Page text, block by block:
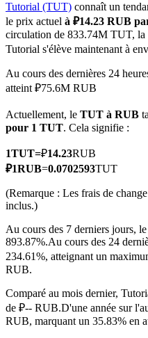
Futures COIN-M
Contrats à terme sur
TradFi
Produits dérivés sur
premières
Futures utilisant l'USDC
Tutorial (TUT) connaît un
le prix actuel à ₽14.23 RUB
circulation de 833.74M TUT, la
Tutorial s'élève maintenant à
Au cours des dernières 24
atteint ₽75.6M RUB
Actuellement, le TUT à RUB
pour 1 TUT. Cela signifie :
1TUT=₽14.23RUB
₽1RUB=0.0702593TUT
(Remarque : Les frais de
inclus.)
Au cours des 7 derniers jours,
893.87%.Au cours des 24
234.61%, atteignant un
RUB.
Comparé au mois dernier,
de ₽-- RUB.D'une année sur
RUB, marquant un 35.83% en